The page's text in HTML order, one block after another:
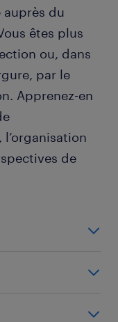
auprès du
êtes plus
ou, dans
par le
Apprenez-en
de
qui varient
la campagne.